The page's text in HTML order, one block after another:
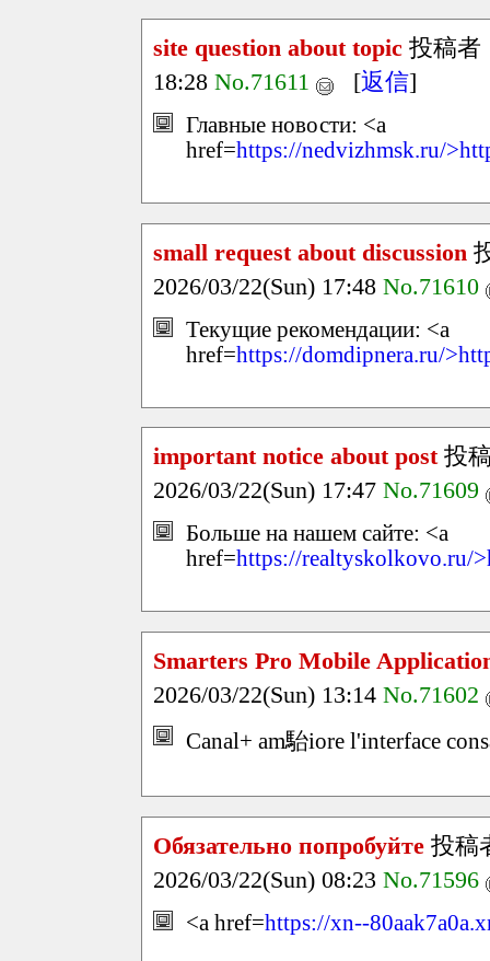
site question about topic 投稿者
18:28 No.71611 [返信]
Главные новости: <a
href=https://nedvizhmsk.ru/
small request about discussion
2026/03/22(Sun) 17:48 No.71610
Текущие рекомендации: <a
href=https://domdipnera.ru/
important notice about post投
2026/03/22(Sun) 17:47 No.71609
Больше на нашем сайте: <a
href=https://realtyskolkovo.ru/
Smarters Pro Mobile
2026/03/22(Sun) 13:14 No.71602
Canal+ am駘iore l'interface
Обязательно попробуйте 投稿
2026/03/22(Sun) 08:23 No.71596
<a href=https://xn--